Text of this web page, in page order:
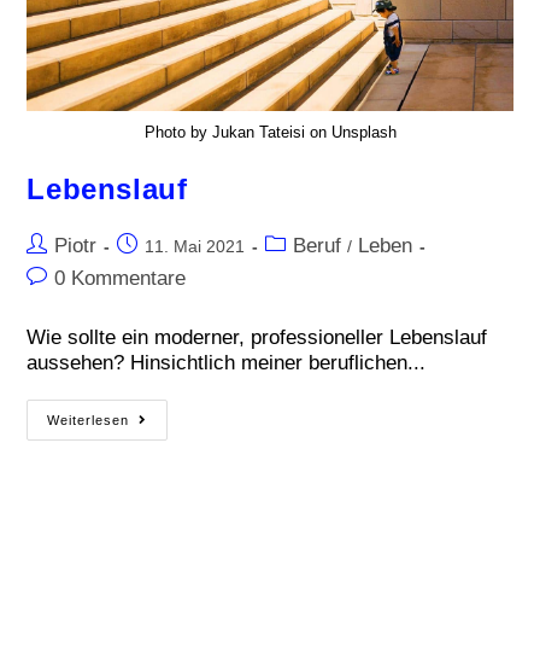
Photo by Jukan Tateisi on Unsplash
Lebenslauf
Piotr 11. Mai 2021 Beruf / Leben
0 Kommentare
Wie sollte ein moderner, professioneller Lebenslauf
aussehen? Hinsichtlich meiner beruflichen...
Weiterlesen